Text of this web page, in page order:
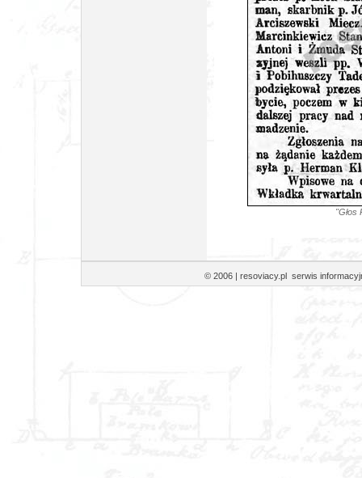
"Głos
© 2006 | resoviacy.pl serwis